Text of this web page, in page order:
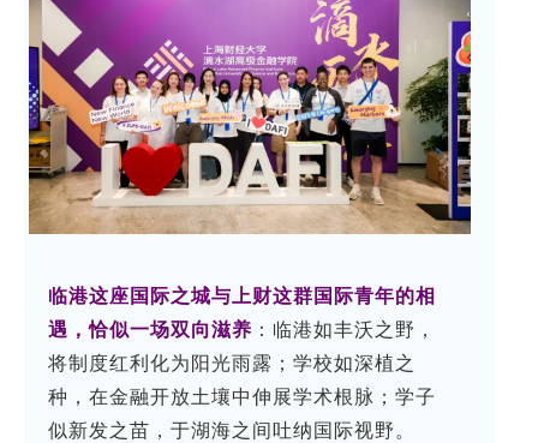
临港这座国际之城与上财这群国际青年的相
遇，恰似一场双向滋养 ：临港如丰沃之野，
将制度红利化为阳光雨露；学校如深植之
种，在金融开放土壤中伸展学术根脉；学子
似新发之苗，于湖海之间吐纳国际视野。